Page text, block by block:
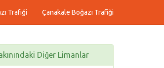
Trafiği Çanakale Boğazı Trafiği
Diğer Limanlar